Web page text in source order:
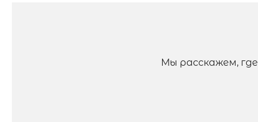
Мы расскажем,